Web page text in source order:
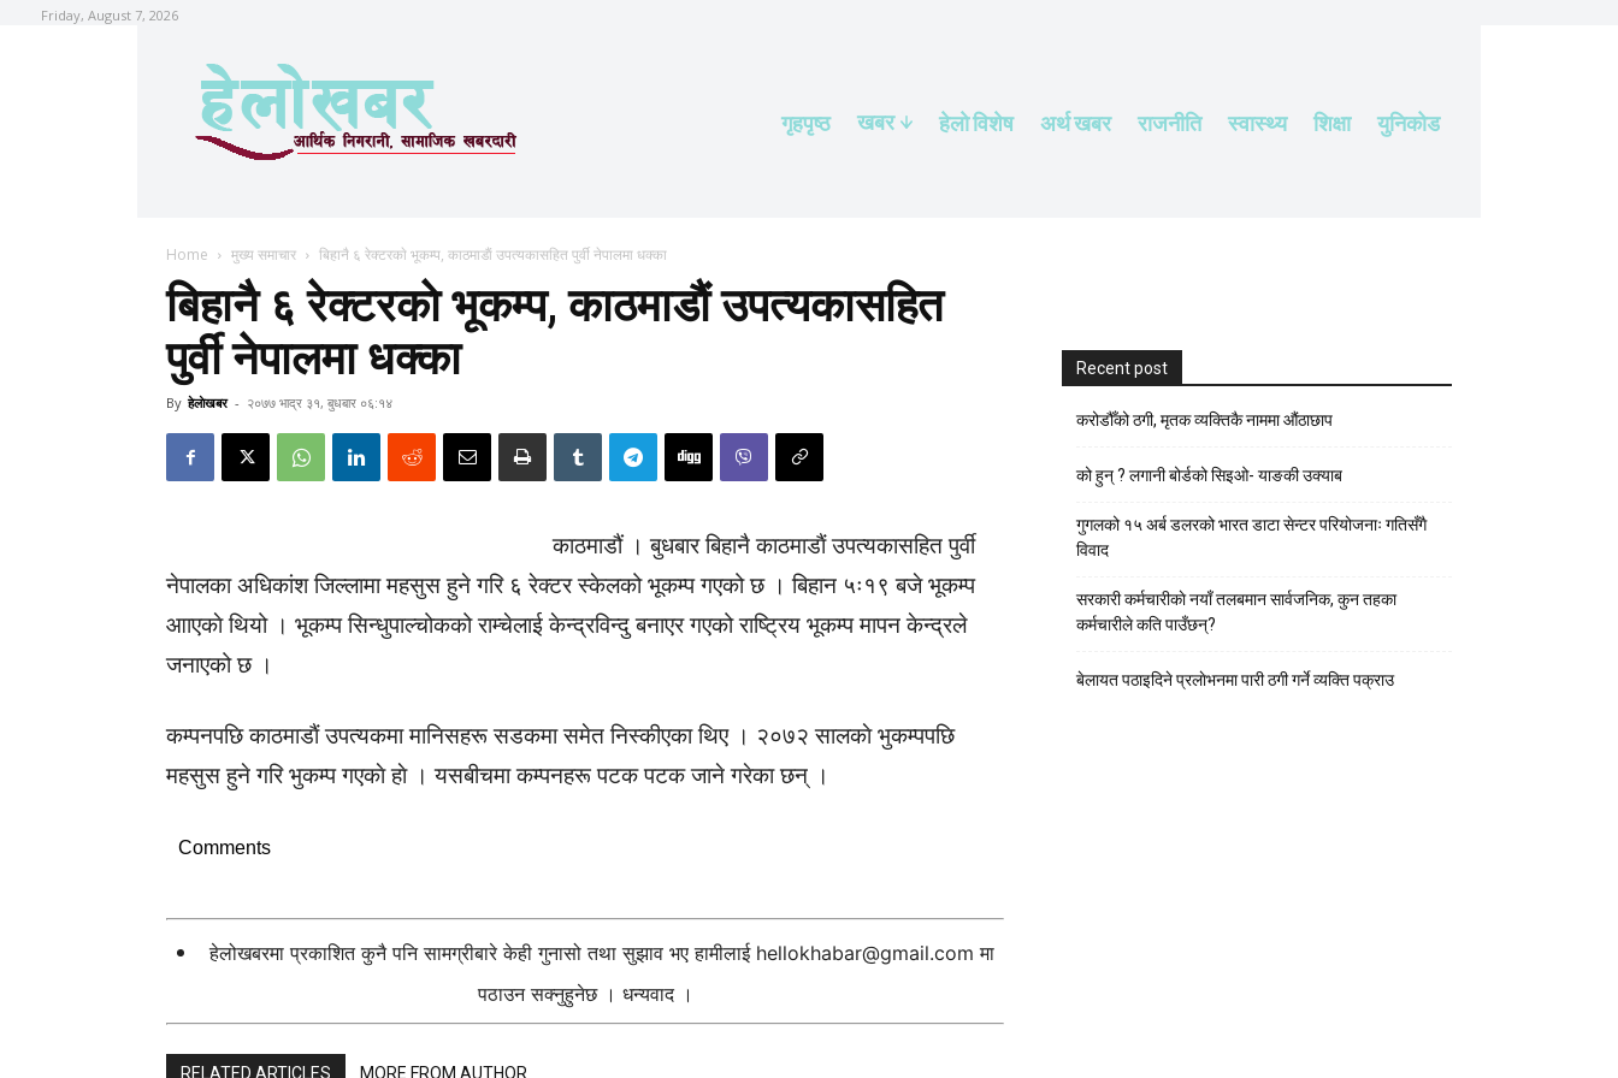
Friday, August 7, 2026
गृहपृष्ठ खबर हेलाे विशेष अर्थ खबर राजनीति स्वास्थ्य शिक्षा युनिकोड
Home मुख्य समाचार बिहानै ६ रेक्टरकाे भूकम्प, काठमाडाैं उपत्यकासहित पुर्वी नेपालमा धक्का
बिहानै ६ रेक्टरकाे भूकम्प, काठमाडाैं उपत्यकासहित
पुर्वी नेपालमा धक्का
By हेलाेखबर - २०७७ भाद्र ३१, बुधबार ०६:१४
काठमाडौं । बुधबार बिहानै काठमाडाैं उपत्यकासहित पुर्वी
नेपालका अधिकांश जिल्लामा महसुस हुने गरि ६ रेक्टर स्केलको भूकम्प गएको छ । बिहान ५ः१९ बजे भूकम्प
आाएकाे थियो । भूकम्प सिन्धुपाल्चोकको राम्चेलाई केन्द्रविन्दु बनाएर गएको राष्ट्रिय भूकम्प मापन केन्द्रले
जनाएको छ ।
कम्पनपछि काठमाडाैं उपत्यकमा मानिसहरू सडकमा समेत निस्कीएका थिए । २०७२ सालकाे भुकम्पपछि
महसुस हुने गरि भुकम्प गएकाे हाे । यसबीचमा कम्पनहरू पटक पटक जाने गरेका छन् ।
Comments
हेलोखबरमा प्रकाशित कुनै पनि सामग्रीबारे केही गुनासो तथा सुझाव भए हामीलाई hellokhabar@gmail.com मा
पठाउन सक्नुहुनेछ । धन्यवाद ।
RELATED ARTICLES MORE FROM AUTHOR
Recent post
करोडौँको ठगी, मृतक व्यक्तिकै नाममा औंठाछाप
को हुन् ? लगानी बोर्डको सिइओ- याङकी उक्याब
गुगलको १५ अर्ब डलरको भारत डाटा सेन्टर परियोजनाः गतिसँगै
विवाद
सरकारी कर्मचारीकाे नयाँ तलबमान सार्वजनिक, कुन तहका
कर्मचारीले कति पाउँछन्?
बेलायत पठाइदिने प्रलाेभनमा पारी ठगी गर्ने व्यक्ति पक्राउ